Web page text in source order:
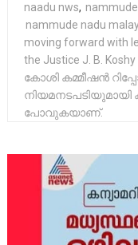
naadu nws,
nammude nadu
moving forward with
the Justice J. B.
കോശി കമ്മീഷൻ
പോവുകയാണ്.